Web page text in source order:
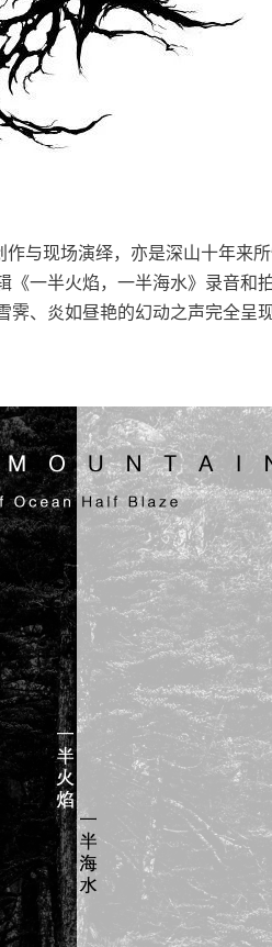
与现场演绎，亦是深山十年来
一半火焰，一半海水》录音
、炎如昼艳的幻动之声完全呈